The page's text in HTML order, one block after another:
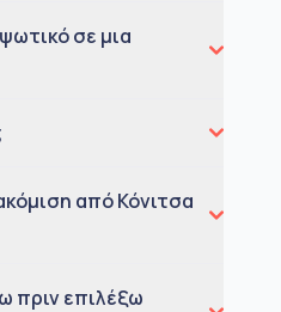
σε μια
από Κόνιτσα
πριν επιλέξω